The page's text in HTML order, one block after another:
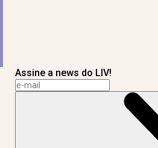
Assine a news do LIV!